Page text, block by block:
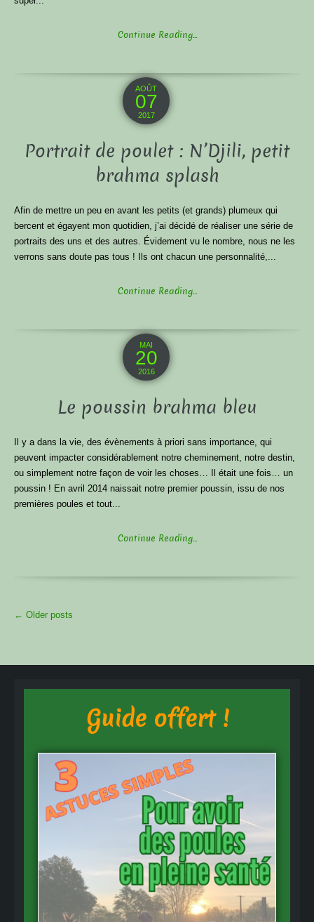
Continue Reading...
AOÛT
07
2017
Portrait de poulet : N’Djili, petit
brahma splash
Afin de mettre un peu en avant les petits (et grands) plumeux qui
bercent et égayent mon quotidien, j’ai décidé de réaliser une série de
portraits des uns et des autres. Évidement vu le nombre, nous ne les
verrons sans doute pas tous ! Ils ont chacun une personnalité,...
Continue Reading...
MAI
20
2016
Le poussin brahma bleu
Il y a dans la vie, des évènements à priori sans importance, qui
peuvent impacter considérablement notre cheminement, notre destin,
ou simplement notre façon de voir les choses… Il était une fois… un
poussin ! En avril 2014 naissait notre premier poussin, issu de nos
premières poules et tout...
Continue Reading...
More
← Older posts
Guide offert !